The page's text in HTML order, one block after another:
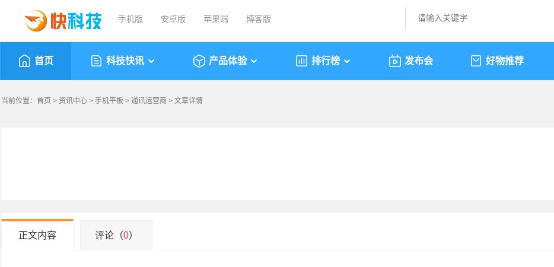
手机版 安卓版 苹果端 博客版
首页 科技快讯 产品体验 排行榜 发布会 好物推荐
当前位置： 首页 > 资讯中心 > 手机平板 > 通讯运营商 > 文章详情
正文内容 评论（0）